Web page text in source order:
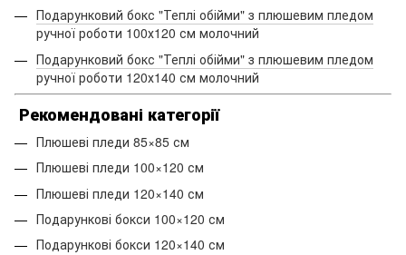
Подарунковий бокс "Теплі обійми" з плюшевим пледом
ручної роботи 100х120 см молочний
Подарунковий бокс "Теплі обійми" з плюшевим пледом
ручної роботи 120х140 см молочний
Рекомендовані категорії
Плюшеві пледи 85×85 см
Плюшеві пледи 100×120 см
Плюшеві пледи 120×140 см
Подарункові бокси 100×120 см
Подарункові бокси 120×140 см